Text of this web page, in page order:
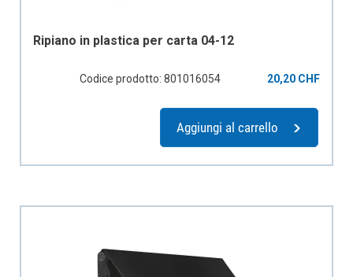
Ripiano in plastica per carta 04-12
Codice prodotto: 801016054 20,20 CHF
Aggiungi al carrello